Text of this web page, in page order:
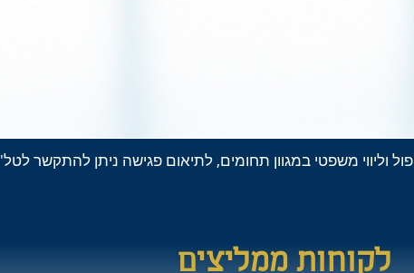
משפטי במגוון תחומים, לתיאום פגישה ניתן להתקשר לטל' 08-9981500
לקוחות ממליצים